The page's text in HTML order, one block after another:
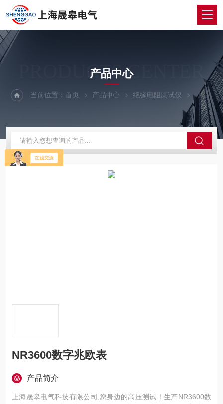
PRODUCTS CENTER
产品中心
当前位置：首页 产品中心 绝缘电阻测试仪 兆欧表
NR3600数字兆欧表
产品简介
上海晟皋电气科技有限公司,您身边的高压测试！生产NR3600数